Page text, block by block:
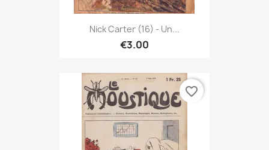
Nick Carter (16) - Un...
€3.00
favorite_border